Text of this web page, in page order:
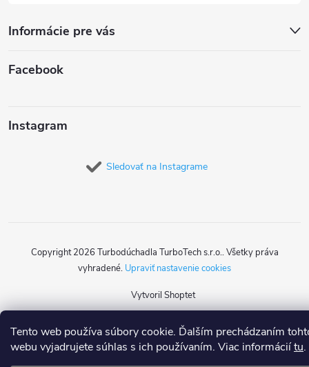
Tento web používa súbory cookie. Ďalším prechádzaním
webu vyjadrujete súhlas s ich používaním. Viac informáciítu.
Informácie pre vás
Facebook
Instagram
Sledovať na Instagrame
Vytvoril Shoptet
Copyright 2026 Turbodúchadla TurboTech s.r.o.. Všetky práva
vyhradené. Upraviť nastavenie cookies